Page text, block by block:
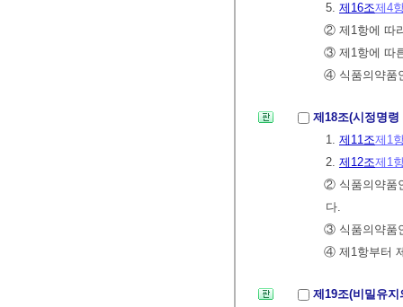
5. 제16조제4
② 제1항에 따
③ 제1항에 따
④ 식품의약품
제18조(시정명
1. 제11조제1
2. 제12조제1
② 식품의약품
다.
③ 식품의약품
④ 제1항부터
제19조(비밀유